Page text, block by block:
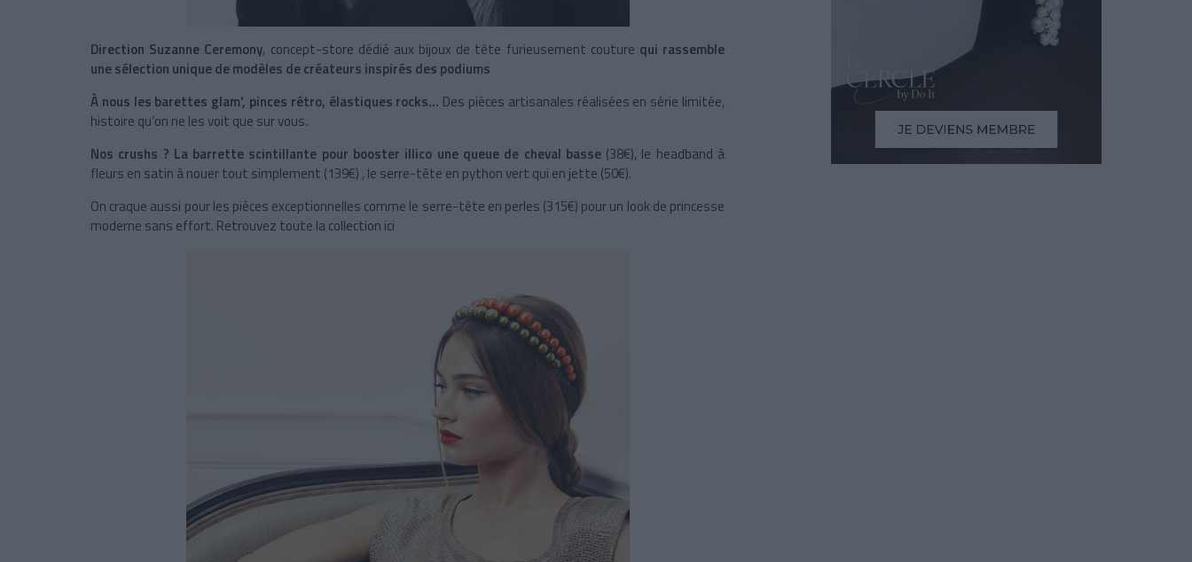
Direction Suzanne Ceremony, concept-store dédié aux bijoux de tête furieusement couture qui rassemble
une sélection unique de modèles de créateurs inspirés des podiums
À nous les barettes glam’, pinces rétro, élastiques rocks… Des pièces artisanales réalisées en série limitée,
histoire qu’on ne les voit que sur vous.
Nos crushs ? La barrette scintillante pour booster illico une queue de cheval basse (38€), le headband à
fleurs en satin à nouer tout simplement (139€) , le serre-tête en python vert qui en jette (50€).
On craque aussi pour les pièces exceptionnelles comme le serre-tête en perles (315€) pour un look de princesse
moderne sans effort. Retrouvez toute la collection ici